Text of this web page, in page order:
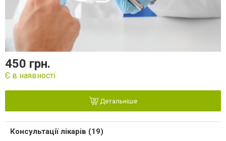
450 грн.
Є в наявності
Детальніше
Консультації лікарів (19)